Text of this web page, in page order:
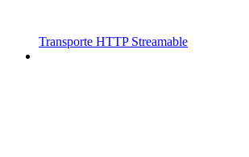
Transporte HTTP Streamable